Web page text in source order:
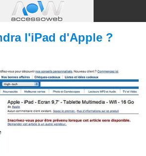
l'iPad d'Apple ?